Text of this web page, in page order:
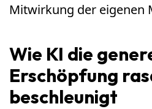
Mitwirkung der eigenen
Wie KI die
Erschöpfung
beschleunigt